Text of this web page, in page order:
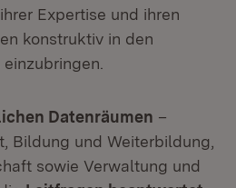
Expertise und ihren
konstruktiv in den
Datenräumen –
Bildung und Weiterbildung,
sowie Verwaltung und